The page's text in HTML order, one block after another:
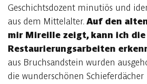
Geschichtsdozent minutiös und
aus dem Mittelalter. Auf den
mir Mireille zeigt, kann ich die
Restaurierungsarbeiten
aus Bruchsandstein wurden
die wunderschönen